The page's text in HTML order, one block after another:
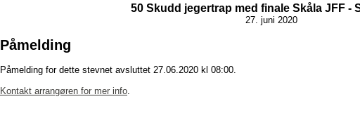
50 Skudd jegertrap med finale Skåla JFF -
27. juni 2020
Påmelding
Påmelding for dette stevnet avsluttet 27.06.2020 kl 08:00.
Kontakt arrangøren for mer info.